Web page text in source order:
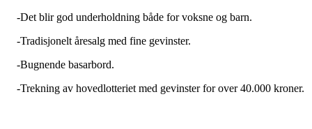
-Det blir god underholdning både for voksne og barn.
-Tradisjonelt åresalg med fine gevinster.
-Bugnende basarbord.
-Trekning av hovedlotteriet med gevinster for over 40.000 kroner.